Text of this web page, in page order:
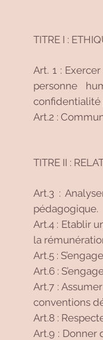
TITRE I :
Art. 1 :
personne
confidentialité
Art.2 :
TITRE II :
Art.3 :
pédagogique.
Art.4 : Etablir
la
Art.5 :
Art.6 :
Art.7 :
conventions
Art.8 :
Art.9 : Donner